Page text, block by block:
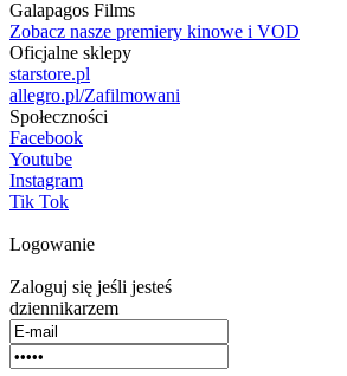
Galapagos Films
Zobacz nasze premiery kinowe i VOD
Oficjalne sklepy
starstore.pl
allegro.pl/Zafilmowani
Społeczności
Facebook
Youtube
Instagram
Tik Tok
Logowanie
Zaloguj się jeśli jesteś
dziennikarzem